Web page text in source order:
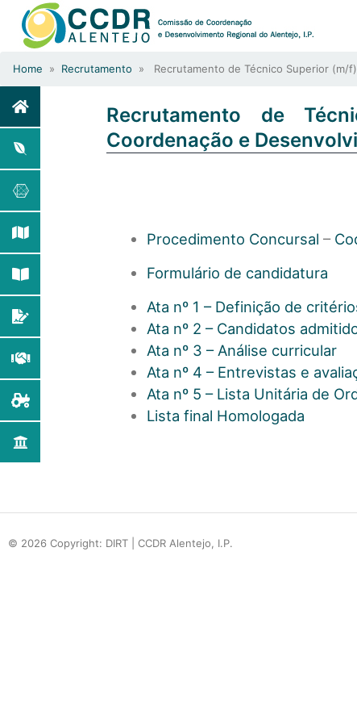
Home » Recrutamento » Recrutamento de Técnico Superior (m/
Recrutamento de
Coordenação e
Procedimento Concursal –
Formulário de candidatura
Ata nº 1 – Definição de
Ata nº 2 – Candidatos
Ata nº 3 – Análise curricular
Ata nº 4 – Entrevistas e
Ata nº 5 – Lista Unitária de
Lista final Homologada
© 2026 Copyright: DIRT | CCDR Alentejo, I.P.